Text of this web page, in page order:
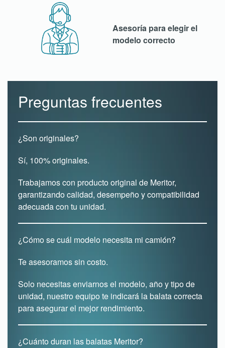
Asesoría para elegir el
modelo correcto
Preguntas frecuentes
¿Son originales?
Sí, 100% originales.
Trabajamos con producto original de Meritor,
garantizando calidad, desempeño y compatibilidad
adecuada con tu unidad.
¿Cómo se cuál modelo necesita mi camión?
Te asesoramos sin costo.
Solo necesitas enviarnos el modelo, año y tipo de
unidad, nuestro equipo te indicará la balata correcta
para asegurar el mejor rendimiento.
¿Cuánto duran las balatas Meritor?